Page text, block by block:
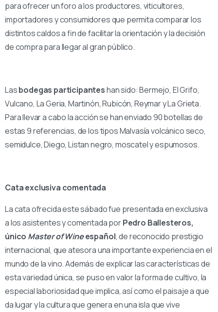
para ofrecer un foro a los productores, viticultores,
importadores y consumidores que permita comparar los
distintos caldos a fin de facilitar la orientación y la decisión
de compra para llegar al gran público.
Lasbodegas participanteshan sido: Bermejo, El Grifo,
Vulcano, La Geria, Martinón, Rubicón, Reymar y La Grieta.
Para llevar a cabo la acción se han enviado 90 botellas de
estas 9 referencias, de los tipos Malvasía volcánico seco,
semidulce, Diego, Listan negro, moscatel y espumosos.
Cata exclusiva comentada
La cata ofrecida este sábado fue presentada en exclusiva
a los asistentes y comentada porPedro Ballesteros,
único Master of Wineespañol, de reconocido prestigio
internacional, que atesora una importante experiencia en el
mundo de la vino. Además de explicar las características de
esta variedad única, se puso en valor la forma de cultivo, la
especial laboriosidad que implica, así como el paisaje a que
da lugar y la cultura que genera en una isla que vive